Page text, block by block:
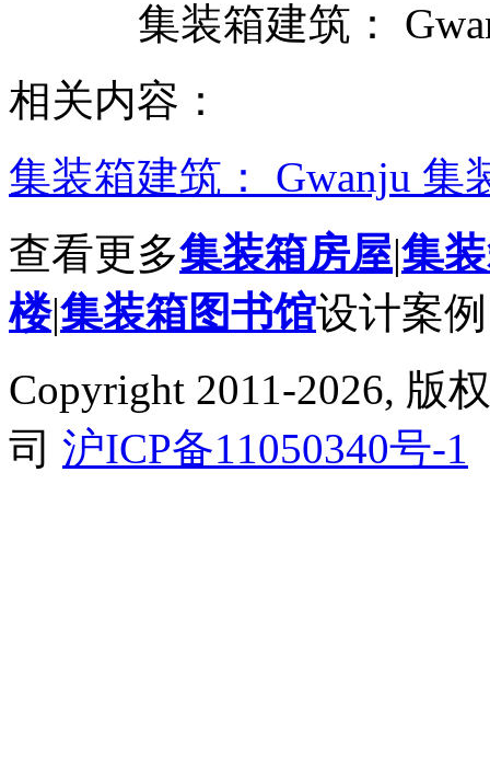
集装箱建筑：
相关内容：
集装箱建筑： Gwanju 集
查看更多集装箱房屋|集
楼|集装箱图书馆设计案例
Copyright 2011-2026, 版
司 沪ICP备11050340号-1